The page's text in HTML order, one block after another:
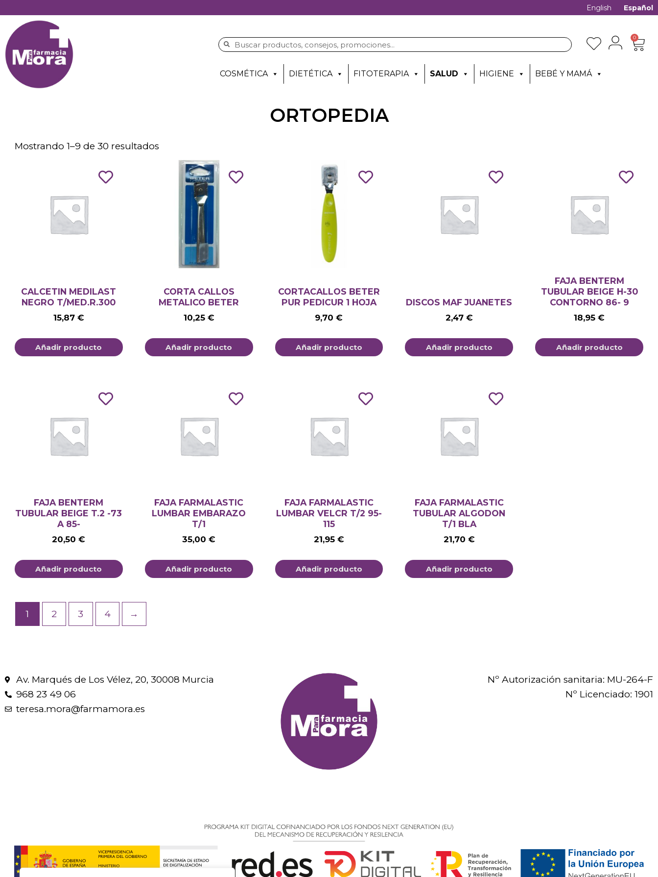
English Español
0
COSMÉTICA DIETÉTICA FITOTERAPIA SALUD HIGIENE BEBÉ Y MAMÁ
ORTOPEDIA
Mostrando 1–9 de 30 resultados
CALCETIN MEDILAST
NEGRO T/MED.R.300
15,87 €
Añadir producto
CORTA CALLOS
METALICO BETER
10,25 €
Añadir producto
CORTACALLOS BETER
PUR PEDICUR 1 HOJA
9,70€
Añadir producto
DISCOS MAF JUANETES
2,47 €
Añadir producto
FAJA BENTERM
TUBULAR BEIGE H-30
CONTORNO 86- 9
18,95€
Añadir producto
FAJA BENTERM
TUBULAR BEIGE T.2 -73
A 85-
20,50€
Añadir producto
FAJA FARMALASTIC
LUMBAR EMBARAZO
T/1
35,00€
Añadir producto
FAJA FARMALASTIC
LUMBAR VELCR T/2 95-
115
21,95 €
Añadir producto
FAJA FARMALASTIC
TUBULAR ALGODON
T/1 BLA
21,70 €
Añadir producto
1 2 3 4 →
Av. Marqués de Los Vélez, 20, 30008 Murcia
968 23 49 06
teresa.mora@farmamora.es
Nº Autorización sanitaria: MU-264-F
Nº Licenciado: 1901